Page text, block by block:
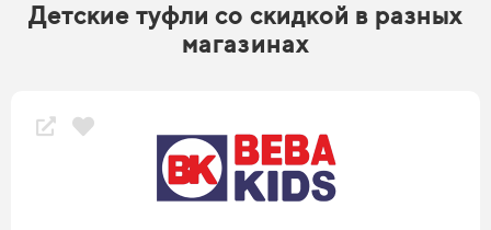
Детские туфли со скидкой в разных
магазинах